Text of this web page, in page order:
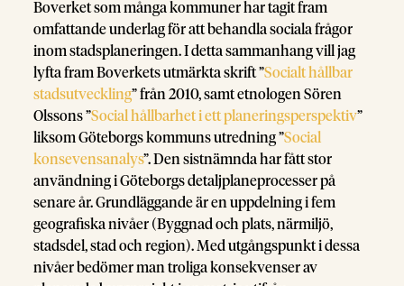
Boverket som många kommuner har tagit fram
omfattande underlag för att behandla sociala frågor
inom stadsplaneringen. I detta sammanhang vill jag
lyfta fram Boverkets utmärkta skrift ”Socialt hållbar
stadsutveckling” från 2010, samt etnologen Sören
Olssons ”Social hållbarhet i ett planeringsperspektiv”
liksom Göteborgs kommuns utredning ”Social
konsevensanalys”. Den sistnämnda har fått stor
användning i Göteborgs detaljplaneprocesser på
senare år. Grundläggande är en uppdelning i fem
geografiska nivåer (Byggnad och plats, närmiljö,
stadsdel, stad och region). Med utgångspunkt i dessa
nivåer bedömer man troliga konsekvenser av